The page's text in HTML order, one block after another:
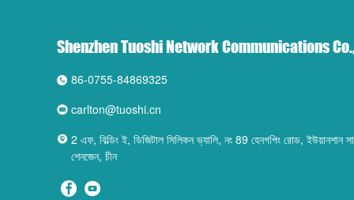
Shenzhen Tuoshi Network Communications
86-0755-84869325
carlton@tuoshi.cn
2 এফ, বিল্ডিং ই, ডিজিটাল সিলিকন ভ্যালি, নং 89 হেনগপিং রোড, ইউয়ানশান
শেনজেন, চীন